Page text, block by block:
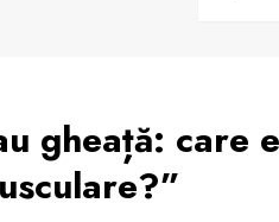
gheață: care
”